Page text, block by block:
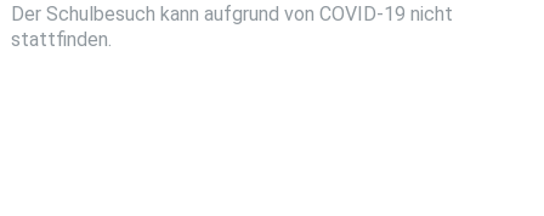
Der Schulbesuch kann aufgrund von COVID-19 nicht
stattfinden.